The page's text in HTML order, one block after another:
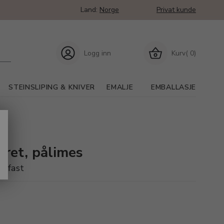
Land: Norge Privat kunde
Kurv( 0)
Logg inn
STEINSLIPING & KNIVER EMALJE EMBALLASJE
pålimes